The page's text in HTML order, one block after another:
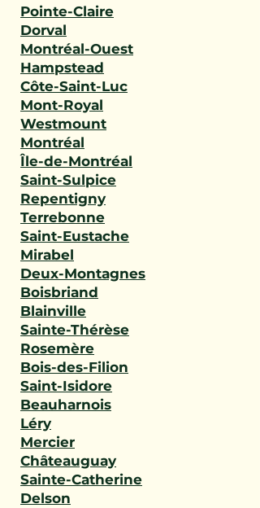
Pointe-Claire
Dorval
Montréal-Ouest
Hampstead
Côte-Saint-Luc
Mont-Royal
Westmount
Montréal
Île-de-Montréal
Saint-Sulpice
Repentigny
Terrebonne
Saint-Eustache
Mirabel
Deux-Montagnes
Boisbriand
Blainville
Sainte-Thérèse
Rosemère
Bois-des-Filion
Saint-Isidore
Beauharnois
Léry
Mercier
Châteauguay
Sainte-Catherine
Delson